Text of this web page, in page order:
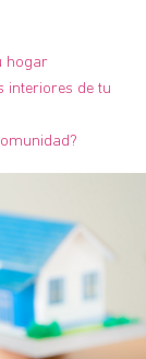
hogar
interiores de tu